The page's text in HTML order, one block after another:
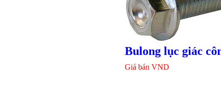
Giá bán VND
Bulong lục giác